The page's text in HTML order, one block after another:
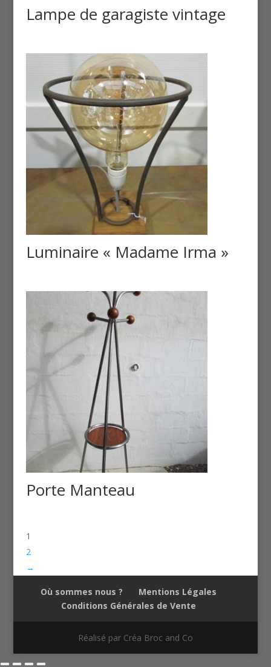
Lampe de garagiste vintage
Luminaire « Madame Irma »
Porte Manteau
1
2
→
Où sommes nous ?
Mentions Légales
Conditions Générales de Vente
Réalisé par Créa Broc and Co